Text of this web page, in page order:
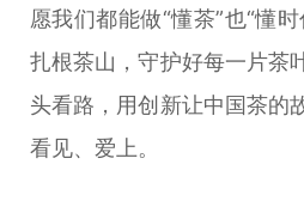
愿我们都能做“懂茶”也“懂
扎根茶山，守护好每一片茶
头看路，用创新让中国茶的
看见、爱上。